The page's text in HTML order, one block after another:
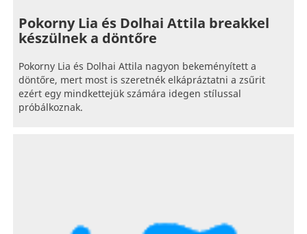
Pokorny Lia és Dolhai Attila breakkel
készülnek a döntőre
Pokorny Lia és Dolhai Attila nagyon bekeményített a
döntőre, mert most is szeretnék elkápráztatni a zsűrit
ezért egy mindkettejük számára idegen stílussal
próbálkoznak.